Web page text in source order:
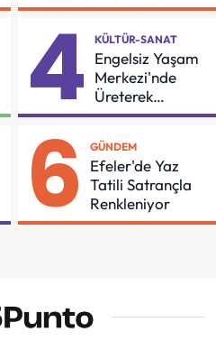
4 KÜLTÜR-SANAT
Engelsiz Yaşam
Merkezi'nde
Üreterek
Güçleniyorlar
6 GÜNDEM
Efeler'de Yaz
Tatili Satrançla
Renkleniyor